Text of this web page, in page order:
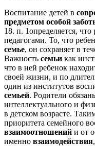
Воспитание детей в
предметом особой
18. п. 1определяется,
педагогами. То, что
семье, он сохраняет в
Важность семьи как
что в ней ребенок
своей жизни, и по
один из институтов
семьей. Родители
интеллектуального и
в детском возрасте.
приоритета семейного
взаимоотношений и от
именно взаимодействия